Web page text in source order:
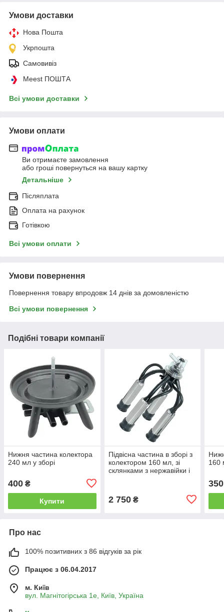
Умови доставки
Нова Пошта
Укрпошта
Самовивіз
Meest ПОШТА
Всі умови доставки
Умови оплати
Ви отримаєте замовлення
або гроші повернуться на вашу картку
Детальніше
Післяплата
Оплата на рахунок
Готівкою
Всі умови оплати
Умови повернення
Повернення товару впродовж 14 днів за домовленістю
Всі умови повернення
Подібні товари компанії
Нижня частина колектора
240 мл у зборі
400 ₴
Купити
Підвісна частина в зборі з
колектором 160 мл, зі
склянками з нержавійки і
2 750₴
160
350
Про нас
100% позитивних з 86 відгуків за рік
Працює з 06.04.2017
м. Київ
вул. Магнітогірська 1е, Київ, Україна